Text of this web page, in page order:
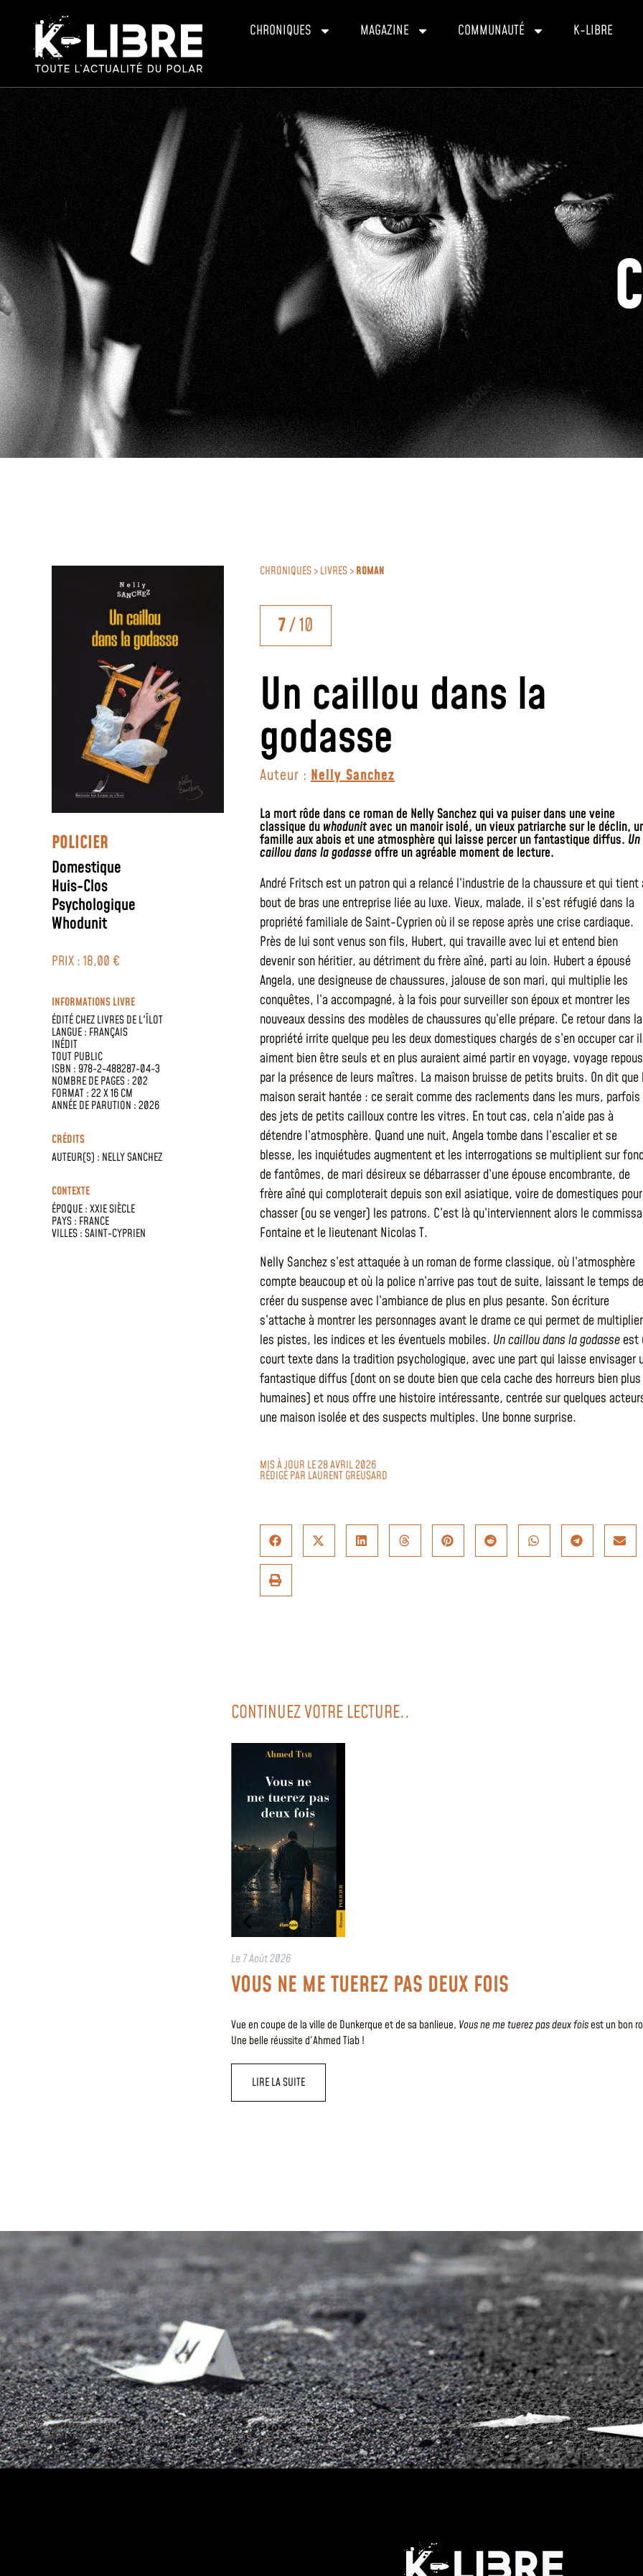
CHRONIQUES MAGAZINE COMMUNAUTÉ K-LIBRE
POLICIER
Domestique
Huis-Clos
Psychologique
Whodunit
PRIX : 18,00 €
INFORMATIONS LIVRE
ÉDITÉ CHEZLIVRES DE L'ÎLOT
LANGUE : FRANÇAIS
INÉDIT
TOUT PUBLIC
ISBN : 978-2-488287-04-3
NOMBRE DE PAGES : 202
FORMAT : 22 X 16 CM
ANNÉE DE PARUTION : 2026
CRÉDITS
AUTEUR(S) : NELLY SANCHEZ
CONTEXTE
ÉPOQUE :XXIE SIÈCLE
PAYS : FRANCE
VILLES :SAINT-CYPRIEN
CHRONIQUES > LIVRES >ROMAN
7/ 10
Un caillou dans la
godasse
Auteur : Nelly Sanchez
La mort rôde dans ce roman de Nelly Sanchez qui va puiser dans une veine
classique du whodunitavec un manoir isolé, un vieux patriarche sur le déclin,
famille aux abois et une atmosphère qui laisse percer un fantastique diffus. Un
caillou dans la godasseoffre un agréable moment de lecture.
André Fritsch est un patron qui a relancé l’industrie de la chaussure et qui tient
bout de bras une entreprise liée au luxe. Vieux, malade, il s’est réfugié dans la
propriété familiale de Saint-Cyprien où il se repose après une crise cardiaque.
Près de lui sont venus son fils, Hubert, qui travaille avec lui et entend bien
devenir son héritier, au détriment du frère aîné, parti au loin. Hubert a épousé
Angela, une designeuse de chaussures, jalouse de son mari, qui multiplie les
conquêtes, l’a accompagné, à la fois pour surveiller son époux et montrer les
nouveaux dessins des modèles de chaussures qu’elle prépare. Ce retour dans la
propriété irrite quelque peu les deux domestiques chargés de s’en occuper car
aiment bien être seuls et en plus auraient aimé partir en voyage, voyage
par la présence de leurs maîtres. La maison bruisse de petits bruits. On dit que
maison serait hantée : ce serait comme des raclements dans les murs, parfois
des jets de petits cailloux contre les vitres. En tout cas, cela n’aide pas à
détendre l’atmosphère. Quand une nuit, Angela tombe dans l’escalier et se
blesse, les inquiétudes augmentent et les interrogations se multiplient sur
de fantômes, de mari désireux se débarrasser d’une épouse encombrante, de
frère aîné qui comploterait depuis son exil asiatique, voire de domestiques pour
chasser (ou se venger) les patrons. C’est là qu’interviennent alors le
Fontaine et le lieutenant Nicolas T.
Nelly Sanchez s’est attaquée à un roman de forme classique, où l’atmosphère
compte beaucoup et où la police n’arrive pas tout de suite, laissant le temps de
créer du suspense avec l’ambiance de plus en plus pesante. Son écriture
s’attache à montrer les personnages avant le drame ce qui permet de multiplier
les pistes, les indices et les éventuels mobiles. Un caillou dans la godasse est
court texte dans la tradition psychologique, avec une part qui laisse envisager
fantastique diffus (dont on se doute bien que cela cache des horreurs bien plus
humaines) et nous offre une histoire intéressante, centrée sur quelques
une maison isolée et des suspects multiples. Une bonne surprise.
MIS À JOUR LE 28 AVRIL 2026
RÉDIGÉ PAR LAURENT GREUSARD
CONTINUEZ VOTRE LECTURE..
Le 7 Août 2026
VOUS NE ME TUEREZ PAS DEUX FOIS
Vue en coupe de la ville de Dunkerque et de sa banlieue, Vous ne me tuerez pas deux foisest un bon
Une belle réussite d’Ahmed Tiab !
LIRE LA SUITE